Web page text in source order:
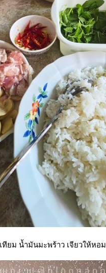
ทียม น้ำมันมะพร้าว เจียวให้หอม